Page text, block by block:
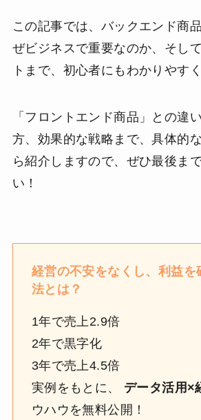
この記事では、バックエンド商
ぜビジネスで重要なのか、そし
トまで、初心者にもわかりやす
「フロントエンド商品」との違
方、効果的な戦略まで、具体的
ら紹介しますので、ぜひ最後ま
い！
経営の不安をなくし、利益を
法とは？
1年で売上2.9倍
2年で黒字化
3年で売上4.5倍
実例をもとに、 データ活用×
ウハウを無料公開！